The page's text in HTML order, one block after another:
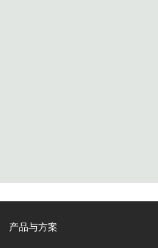
产品与方案